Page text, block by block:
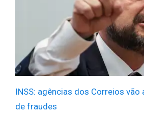
INSS: agências dos Correios
de fraudes